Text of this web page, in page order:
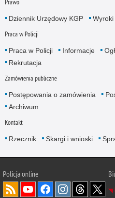
Prawo
Dziennik Urzędowy KGP
Praca w Policji
Praca w Policji Informacje
Rekrutacja
Zamówienia publiczne
Postępowania o zamówienia
Archiwum
Kontakt
Rzecznik Skargi i wnioski
Policjaonline